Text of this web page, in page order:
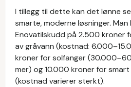
I tillegg til dette kan det lønne
smarte, moderne løsninger. Man
Enovatilskudd på 2.500 kroner
av gråvann (kostnad:
kroner for solfanger
mer) og 10.000 kroner for
(kostnad varierer sterkt).